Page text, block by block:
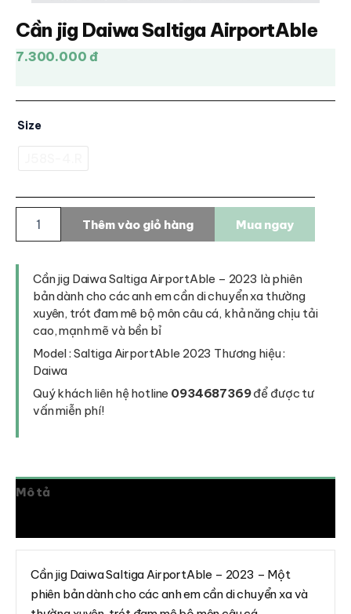
Cần jig Daiwa Saltiga AirportAble
7.300.000 đ
Size
Daiwa
Saltiga
AirportAble
lượng
Thêm vào giỏ hàng Mua ngay
Cần jig Daiwa Saltiga AirportAble – 2023 là phiên
bản dành cho các anh em cần di chuyển xa thường
xuyên, trót đam mê bộ môn câu cá, khả năng chịu tải
cao, mạnh mẽ và bền bỉ
Model : Saltiga AirportAble 2023 Thương hiệu :
Daiwa
Quý khách liên hệ hotline 0934687369để được tư
vấn miễn phí!
Mô tả
Cần jig Daiwa Saltiga AirportAble – 2023 – Một
phiên bản dành cho các anh em cần di chuyển xa và